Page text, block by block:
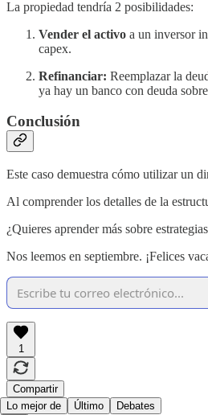
La propiedad tendría 2 posibilidades:
Vender el activo a un inversor
capex.
Refinanciar: Reemplazar la
ya hay un banco con deuda
Conclusión
Este caso demuestra cómo utilizar un
Al comprender los detalles de la
¿Quieres aprender más sobre
Nos leemos en septiembre. ¡Felices
1
Compartir
Lo mejor de
Último Debates